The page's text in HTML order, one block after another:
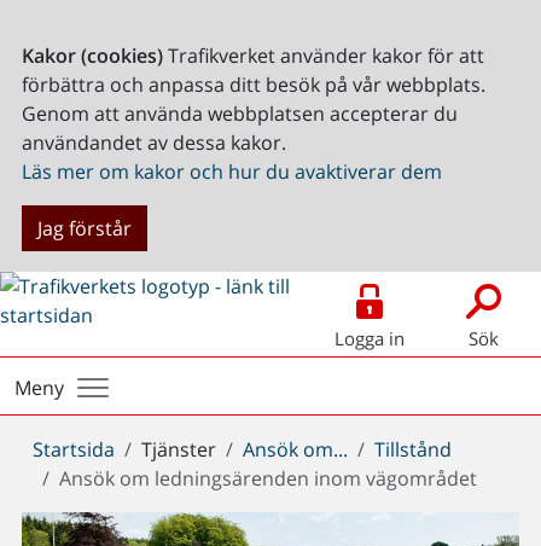
Kakor (cookies)Trafikverket använder kakor för att
förbättra och anpassa ditt besök på vår webbplats.
Genom att använda webbplatsen accepterar du
användandet av dessa kakor.
Läs mer om kakor och hur du avaktiverar dem
Jag förstår
Logga in Sök
Meny
Du
är
här:
Startsida Tjänster Ansök om...
Tillstånd
Ansök om ledningsärenden inom vägområdet